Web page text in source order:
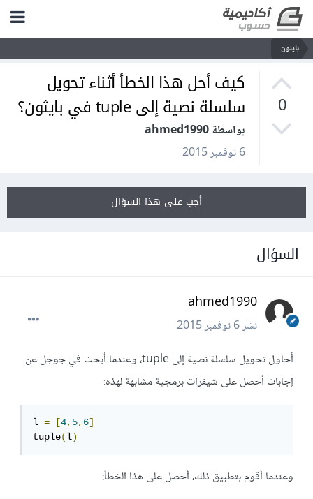
بايثون
0
كيف أحل هذا الخطأ أثناء تحويل
سلسلة نصية إلى tuple في بايثون؟
بواسطة ahmed1990
6 نوفمبر 2015
أجب على هذا السؤال
السؤال
ahmed1990
نشر6 نوفمبر 2015
أحاول تحويل سلسلة نصية إلى tuple، وعندما أبحث في جوجل عن
إجابات أحصل على شيفرات برمجية مشابهة لهذه:
l = [4,5,6]
tuple(l)
وعندما أقوم بتطبيق ذلك، أحصل على هذا الخطأ: